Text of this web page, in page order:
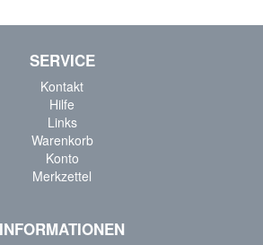
SERVICE
Kontakt
Hilfe
Links
Warenkorb
Konto
Merkzettel
INFORMATIONEN